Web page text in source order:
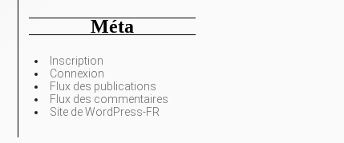
Méta
Inscription
Connexion
Flux des publications
Flux des commentaires
Site de WordPress-FR